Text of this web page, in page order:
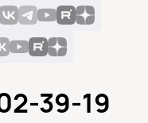
39-19